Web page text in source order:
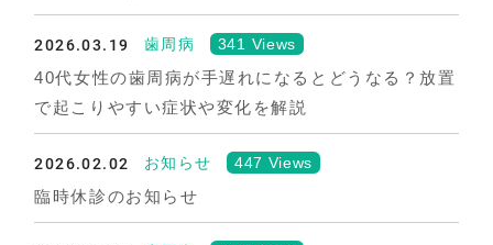
2026.03.19 歯周病 341 Views
40代女性の歯周病が手遅れになるとどうなる？放置
で起こりやすい症状や変化を解説
2026.02.02 お知らせ 447 Views
臨時休診のお知らせ